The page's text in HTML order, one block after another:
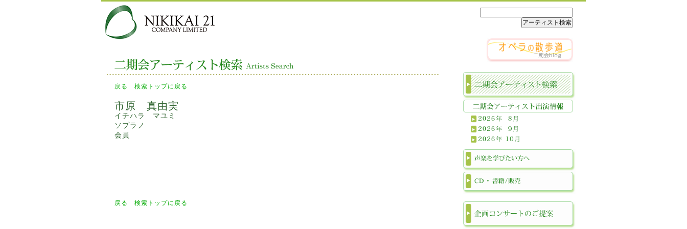
戻る 検索トップに戻る
市原 真由実
イチハラ マユミ
ソプラノ
会員
戻る 検索トップに戻る